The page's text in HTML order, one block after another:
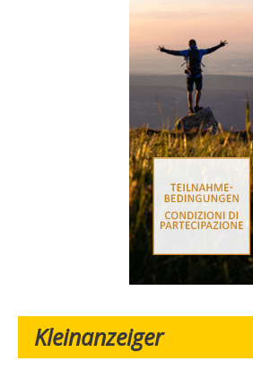
Kleinanzeiger